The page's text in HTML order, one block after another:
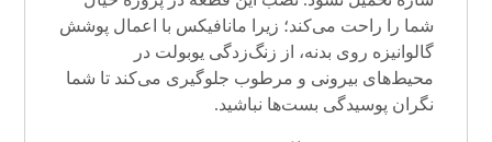
شما را راحت می‌کند؛ زیرا مانافیکس با اعمال پوشش
گالوانیزه روی بدنه، از زنگ‌زدگی یوبولت در
محیط‌های بیرونی و مرطوب جلوگیری می‌کند تا شما
نگران پوسیدگی بست‌ها نباشید.